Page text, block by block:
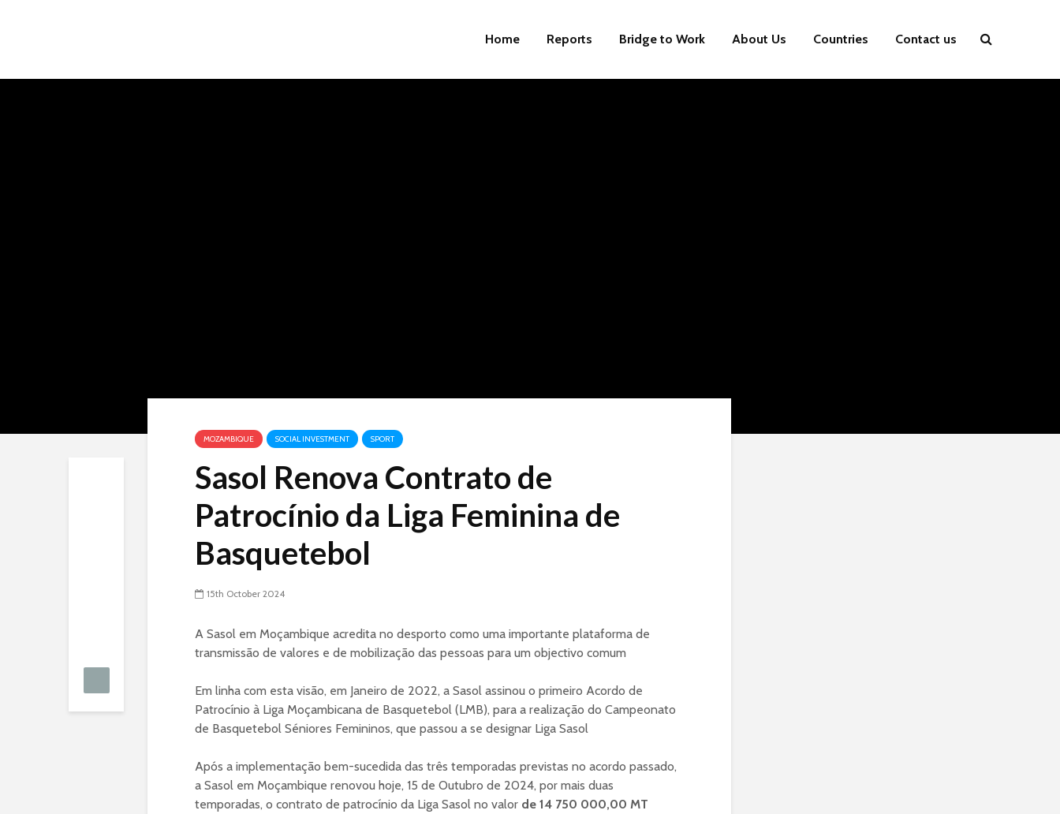
Home Reports Bridge to Work About Us Countries Contact us
MOZAMBIQUE SOCIAL INVESTMENT SPORT
Sasol Renova Contrato de
Patrocínio da Liga Feminina de
Basquetebol
15th October 2024
A Sasol em Moçambique acredita no desporto como uma importante plataforma de
transmissão de valores e de mobilização das pessoas para um objectivo comum
Em linha com esta visão, em Janeiro de 2022, a Sasol assinou o primeiro Acordo de
Patrocínio à Liga Moçambicana de Basquetebol (LMB), para a realização do Campeonato
de Basquetebol Séniores Femininos, que passou a se designar Liga Sasol
Após a implementação bem-sucedida das três temporadas previstas no acordo passado,
a Sasol em Moçambique renovou hoje, 15 de Outubro de 2024, por mais duas
temporadas, o contrato de patrocínio da Liga Sasol no valor de 14 750 000,00 MT